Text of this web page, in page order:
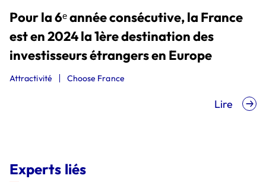
Pour la 6ᵉ année consécutive, la France
est en 2024 la 1ère destination des
investisseurs étrangers en Europe
Attractivité Choose France
Lire
Experts liés